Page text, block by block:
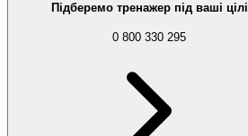
Підберемо тренажер під ваші цілі
0 800 330 295